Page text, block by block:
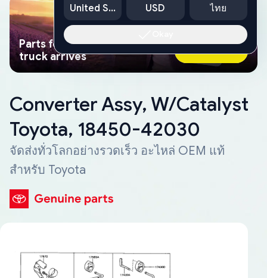
Parts found faster than a tow
truck arrives
Ask AI Now
Converter Assy, W/Catalyst
Toyota, 18450-42030
จัดส่งทั่วโลกอย่างรวดเร็ว อะไหล่ OEM แท้
สำหรับ Toyota
United States USD ไทย